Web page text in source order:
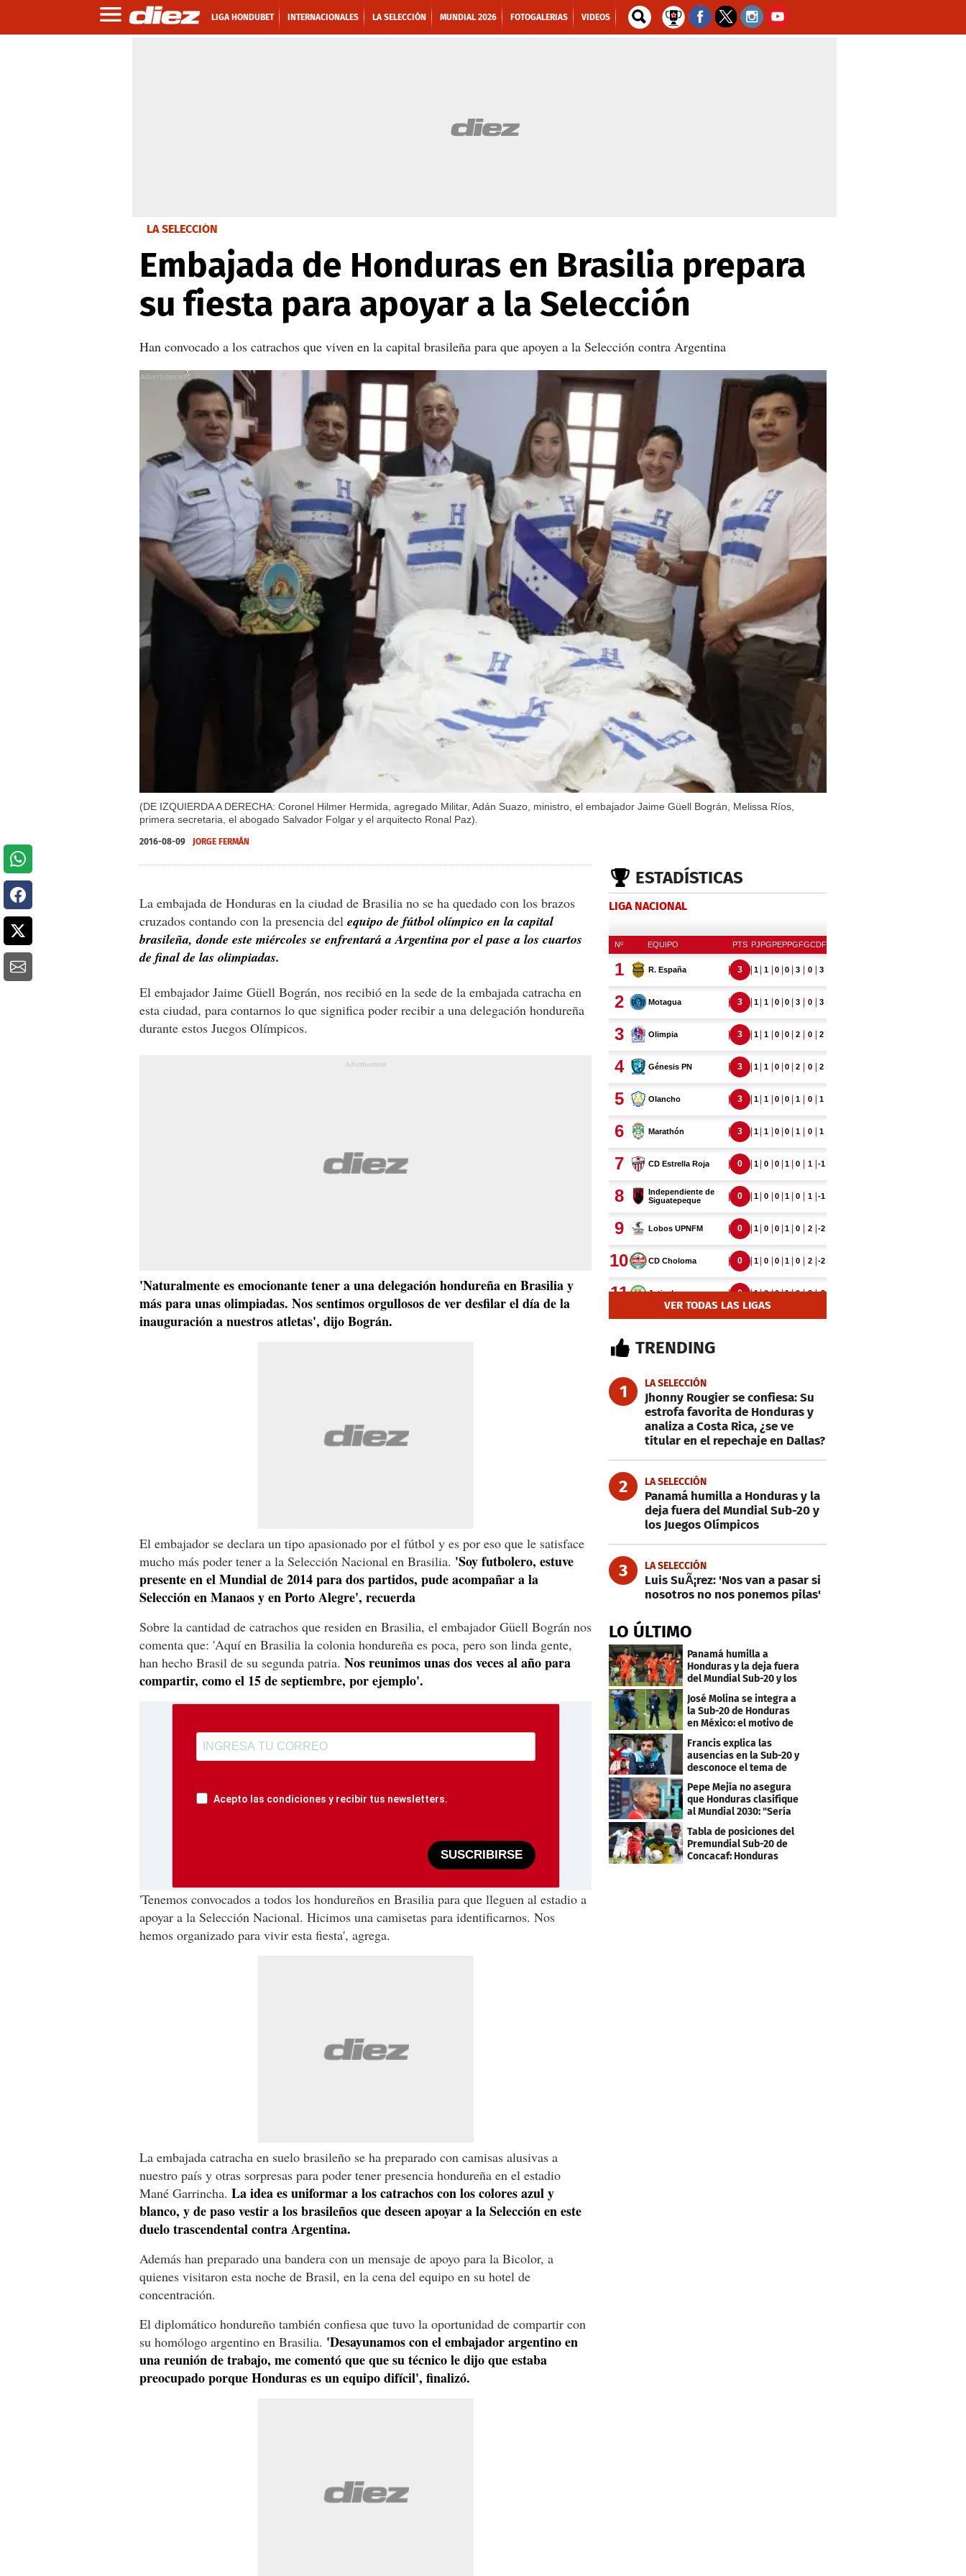
LIGA HONDUBET INTERNACIONALES LA SELECCIÓN MUNDIAL 2026 FOTOGALERIAS VIDEOS
LA SELECCIÓN
Embajada de Honduras en Brasilia prepara
su fiesta para apoyar a la Selección
Han convocado a los catrachos que viven en la capital brasileña para que apoyen a la Selección contra Argentina
(DE IZQUIERDA A DERECHA: Coronel Hilmer Hermida, agregado Militar, Adán Suazo, ministro, el embajador Jaime Güell Bográn, Melissa Ríos,
primera secretaria, el abogado Salvador Folgar y el arquitecto Ronal Paz).
X
2016-08-09 JORGE FERMÁN
La embajada de Honduras en la ciudad de Brasilia no se ha quedado con los brazos
cruzados contando con la presencia del equipo de fútbol olímpico en la capital
brasileña, donde este miércoles se enfrentará a Argentina por el pase a los cuartos
de final de las olimpiadas.
El embajador Jaime Güell Bográn, nos recibió en la sede de la embajada catracha en
esta ciudad, para contarnos lo que significa poder recibir a una delegación hondureña
durante estos Juegos Olímpicos.
'Naturalmente es emocionante tener a una delegación hondureña en Brasilia y
más para unas olimpiadas. Nos sentimos orgullosos de ver desfilar el día de la
inauguración a nuestros atletas', dijo Bográn.
El embajador se declara un tipo apasionado por el fútbol y es por eso que le satisface
mucho más poder tener a la Selección Nacional en Brasilia. 'Soy futbolero, estuve
presente en el Mundial de 2014 para dos partidos, pude acompañar a la
Selección en Manaos y en Porto Alegre', recuerda
Sobre la cantidad de catrachos que residen en Brasilia, el embajador Güell Bográn nos
comenta que: 'Aquí en Brasilia la colonia hondureña es poca, pero son linda gente,
han hecho Brasil de su segunda patria. Nos reunimos unas dos veces al año para
compartir, como el 15 de septiembre, por ejemplo'.
Acepto las condiciones y recibir tus newsletters.
SUSCRIBIRSE
'Tenemos convocados a todos los hondureños en Brasilia para que lleguen al estadio a
apoyar a la Selección Nacional. Hicimos una camisetas para identificarnos. Nos
hemos organizado para vivir esta fiesta', agrega.
La embajada catracha en suelo brasileño se ha preparado con camisas alusivas a
nuestro país y otras sorpresas para poder tener presencia hondureña en el estadio
Mané Garrincha. La idea es uniformar a los catrachos con los colores azul y
blanco, y de paso vestir a los brasileños que deseen apoyar a la Selección en este
duelo trascendental contra Argentina.
Además han preparado una bandera con un mensaje de apoyo para la Bicolor, a
quienes visitaron esta noche de Brasil, en la cena del equipo en su hotel de
concentración.
El diplomático hondureño también confiesa que tuvo la oportunidad de compartir con
su homólogo argentino en Brasilia. 'Desayunamos con el embajador argentino en
una reunión de trabajo, me comentó que que su técnico le dijo que estaba
preocupado porque Honduras es un equipo difícil', finalizó.
ESTADÍSTICAS
LIGA NACIONAL
VER TODAS LAS LIGAS
TRENDING
1 LA SELECCIÓN
Jhonny Rougier se confiesa: Su
estrofa favorita de Honduras y
analiza a Costa Rica, ¿se ve
titular en el repechaje en Dallas?
2 LA SELECCIÓN
Panamá humilla a Honduras y la
deja fuera del Mundial Sub-20 y
los Juegos Olímpicos
3 LA SELECCIÓN
Luis SuÃ¡rez: 'Nos van a pasar si
nosotros no nos ponemos pilas'
LO ÚLTIMO
Panamá humilla a
Honduras y la deja fuera
del Mundial Sub-20 y los
Juegos Olímpicos
José Molina se integra a
la Sub-20 de Honduras
en México: el motivo de
su viaje
Francis explica las
ausencias en la Sub-20 y
desconoce el tema de
los tiktokers
Pepe Mejía no asegura
que Honduras clasifique
al Mundial 2030: "Sería
mentir"
Tabla de posiciones del
Premundial Sub-20 de
Concacaf: Honduras